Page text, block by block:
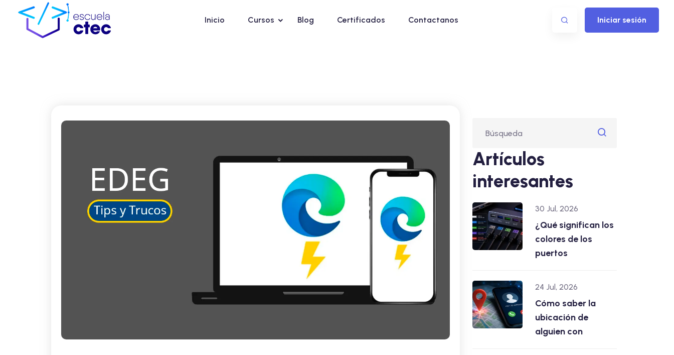
Inicio Cursos Blog Certificados Contactanos Iniciar sesión
Artículos
interesantes
30 Jul, 2026
¿Qué significan los
colores de los
puertos
24 Jul, 2026
Cómo saber la
ubicación de
alguien con